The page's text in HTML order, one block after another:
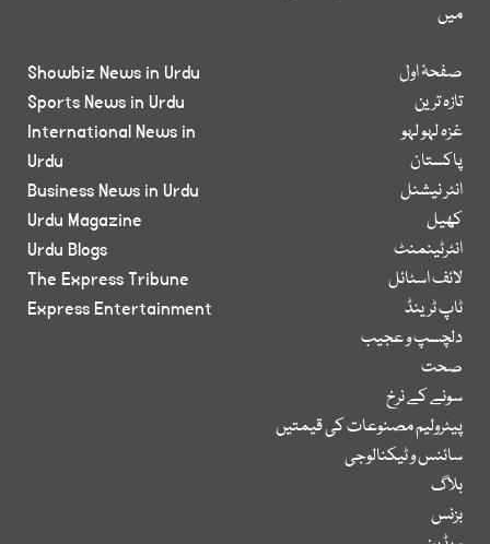
میں
صفحۂ اول
تازہ ترین
غزہ لہو لہو
پاکستان
انٹر نیشنل
کھیل
انٹرٹینمنٹ
لائف اسٹائل
ٹاپ ٹرینڈ
دلچسپ و عجیب
صحت
سونے کے نرخ
پیٹرولیم مصنوعات کی قیمتیں
سائنس و ٹیکنالوجی
بلاگ
بزنس
Showbiz News in Urdu
Sports News in Urdu
International News in
Urdu
Business News in Urdu
Urdu Magazine
Urdu Blogs
The Express Tribune
Express Entertainment